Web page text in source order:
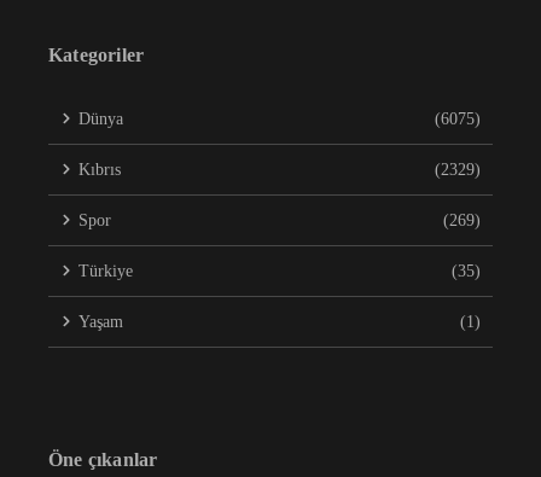
Kategoriler
Dünya (6075)
Kıbrıs (2329)
Spor (269)
Türkiye (35)
Yaşam (1)
Öne çıkanlar